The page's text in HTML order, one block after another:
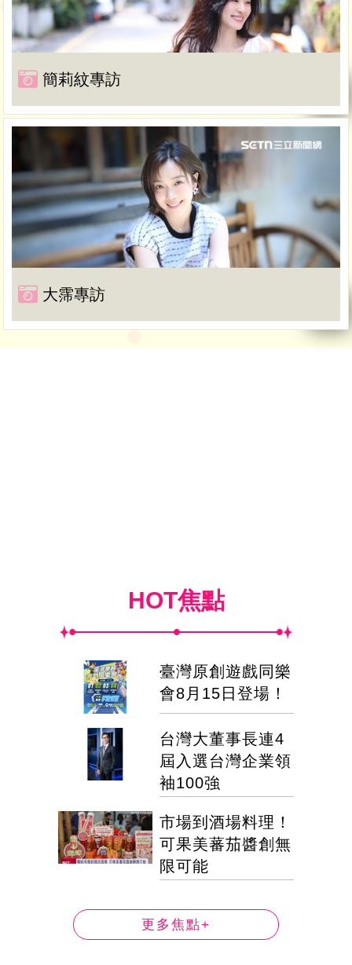
簡莉紋專訪
大霈專訪
HOT焦點
臺灣原創遊戲同樂
會8月15日登場！
台灣大董事長連4
屆入選台灣企業領
袖100強
市場到酒場料理！
可果美蕃茄醬創無
限可能
更多焦點+